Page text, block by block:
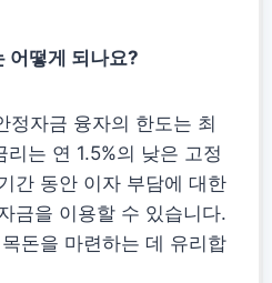
어떻게 되나요?
자금 융자의 한도는 최
는 연 1.5%의 낮은 고정
간 동안 이자 부담에 대한
금을 이용할 수 있습니다.
돈을 마련하는 데 유리합